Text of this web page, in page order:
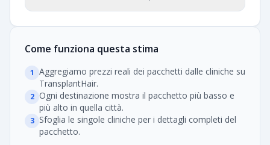
Come funziona questa stima
1 Aggregiamo prezzi reali dei pacchetti dalle cliniche su
TransplantHair.
2 Ogni destinazione mostra il pacchetto più basso e
più alto in quella città.
3 Sfoglia le singole cliniche per i dettagli completi del
pacchetto.